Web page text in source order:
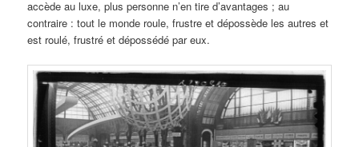
accède au luxe, plus personne n’en tire d’avantages ; au
contraire : tout le monde roule, frustre et dépossède les autres et
est roulé, frustré et dépossédé par eux.